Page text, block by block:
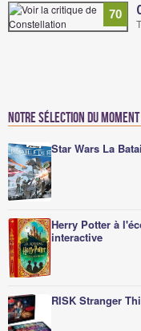
70
Notre sélection du moment
Star Wars La
Herry Potter à
interactive
RISK Stranger